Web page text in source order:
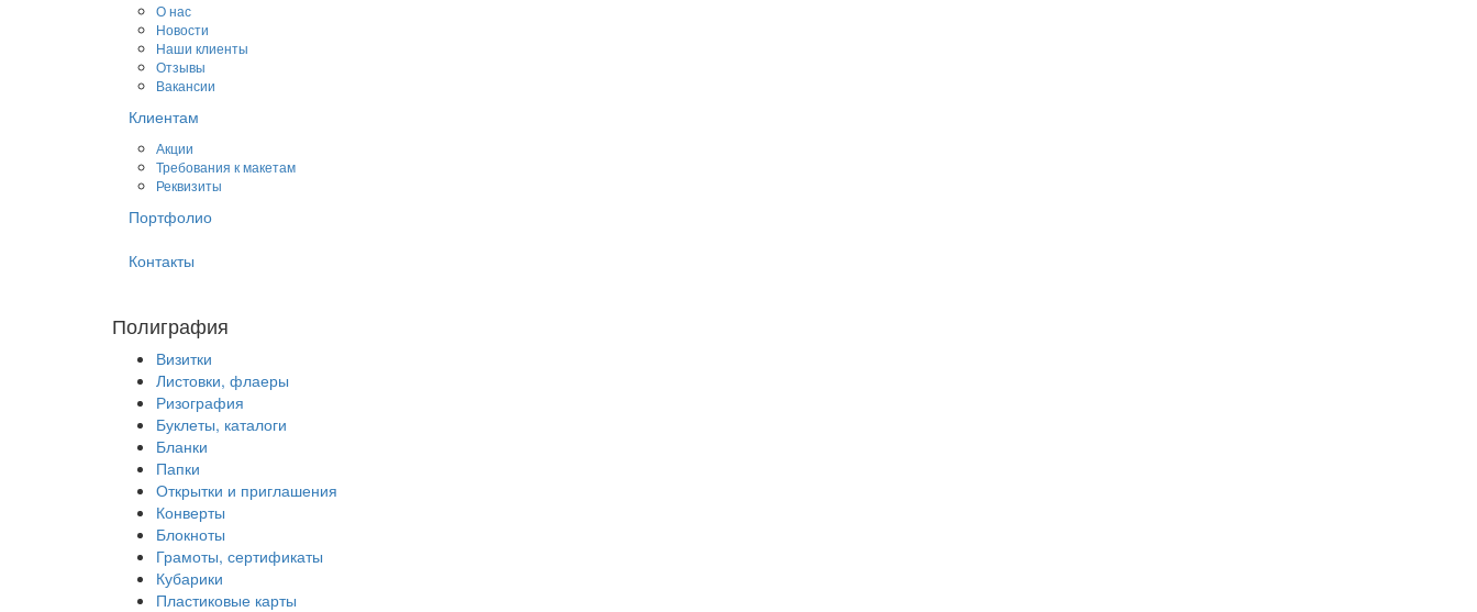
О нас
Новости
Наши клиенты
Отзывы
Вакансии
Клиентам
Акции
Требования к макетам
Реквизиты
Портфолио
Контакты
Полиграфия
Визитки
Листовки, флаеры
Ризография
Буклеты, каталоги
Бланки
Папки
Открытки и приглашения
Конверты
Блокноты
Грамоты, сертификаты
Кубарики
Пластиковые карты